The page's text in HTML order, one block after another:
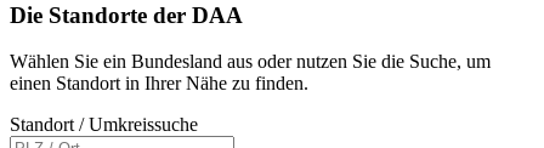
Die Standorte der DAA
Wählen Sie ein Bundesland aus oder nutzen Sie die Suche, um
einen Standort in Ihrer Nähe zu finden.
Standort / Umkreissuche